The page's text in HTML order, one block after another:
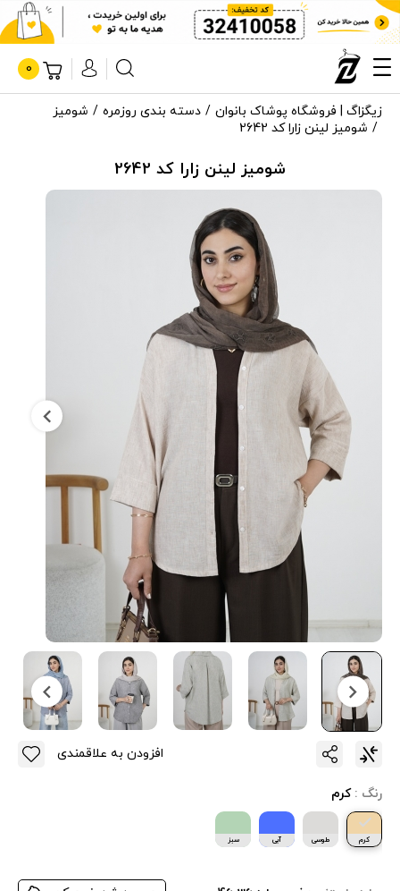
0
زیگزاگ | فروشگاه پوشاک بانوان دسته بندی روزمره
شومیز
شومیز لینن زارا کد 2642
رنگ :کرم
کرم طوسی آبی
سبز
شومیز لینن زارا کد 2642
افزودن به علاقمندی